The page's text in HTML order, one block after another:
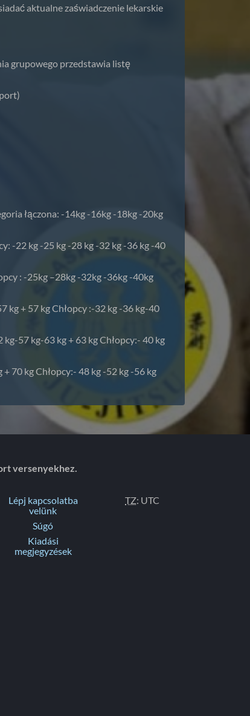
aktualne zaświadczenie lekarskie
grupowego przedstawia listę
łączona: -14kg -16kg -18kg -20kg
-22 kg -25 kg -28 kg -32 kg -36 kg -40
: -25kg –28kg -32kg -36kg -40kg
+ 57 kg Chłopcy :-32 kg -36 kg-40
57 kg-63 kg + 63 kg Chłopcy:- 40 kg
70 kg Chłopcy:- 48 kg -52 kg -56 kg
versenyekhez.
Lépj kapcsolatba
velünk
Súgó
Kiadási
megjegyzések
TZ: UTC